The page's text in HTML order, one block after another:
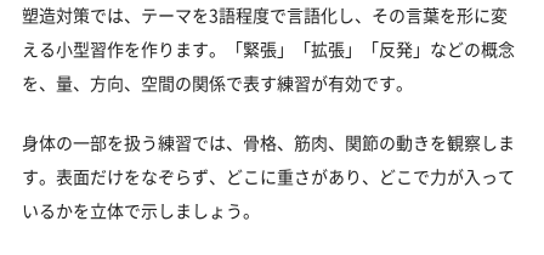
塑造対策では、テーマを3語程度で言語化し、その言葉を形に変
える小型習作を作ります。「緊張」「拡張」「反発」などの概念
を、量、方向、空間の関係で表す練習が有効です。
身体の一部を扱う練習では、骨格、筋肉、関節の動きを観察しま
す。表面だけをなぞらず、どこに重さがあり、どこで力が入って
いるかを立体で示しましょう。